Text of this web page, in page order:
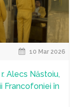
10 Mar 2026
Alecs Năstoiu,
Francofoniei în